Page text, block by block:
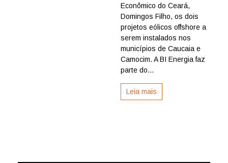
em
Caucaia
e
Camocim,
no
Ceará
Econômico do Ceará,
Domingos Filho, os dois
projetos eólicos offshore a
serem instalados nos
municípios de Caucaia e
Camocim. A BI Energia faz
parte do...
Leia mais